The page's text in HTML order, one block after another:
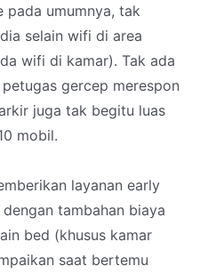
pada umumnya, tak
selain wifi di area
wifi di kamar). Tak ada
gercep merespon
juga tak begitu luas
mobil.
layanan early
tambahan biaya
bed (khusus kamar
saat bertemu